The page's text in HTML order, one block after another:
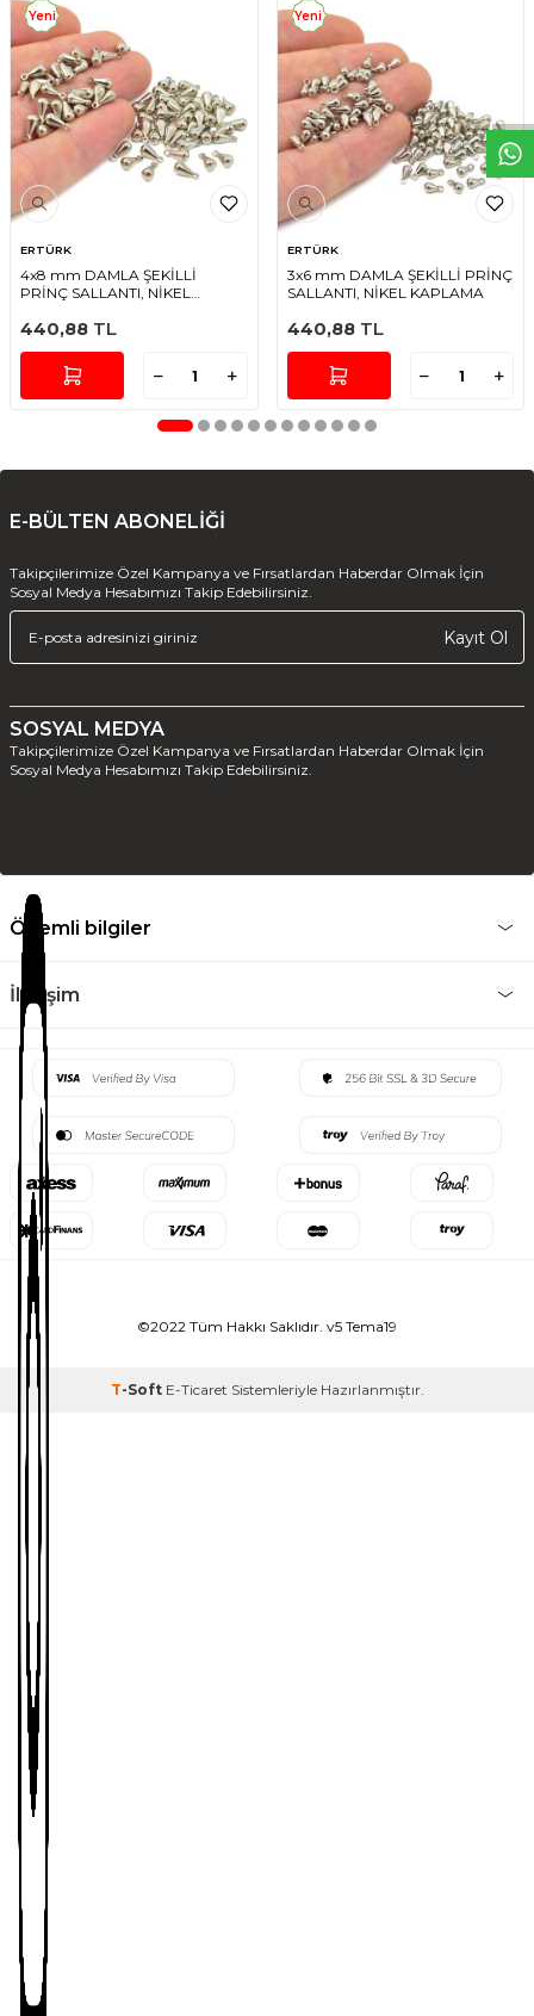
Yeni
ERTÜRK
4x8 mm DAMLA ŞEKİLLİ
PRİNÇ SALLANTI, NİKEL
440,88 TL
Yeni
ERTÜRK
3x6 mm DAMLA ŞEKİLLİ PRİNÇ
SALLANTI, NİKEL KAPLAMA
440,88TL
E-BÜLTEN ABONELİĞİ
Takipçilerimize Özel Kampanya ve Fırsatlardan Haberdar Olmak İçin
Sosyal Medya Hesabımızı Takip Edebilirsiniz.
Kayıt Ol
SOSYAL MEDYA
Takipçilerimize Özel Kampanya ve Fırsatlardan Haberdar Olmak İçin
Sosyal Medya Hesabımızı Takip Edebilirsiniz.
Önemli bilgiler
İletişim
©2022 Tüm Hakkı Saklıdır. v5 Tema19
T-Soft E-Ticaret Sistemleriyle Hazırlanmıştır.